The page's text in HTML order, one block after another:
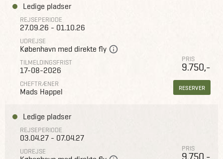
Ledige pladser
REJSEPERIODE
27.09.26 - 01.10.26
UDREJSE
København med direkte fly
TILMELDINGSFRIST
17-08-2026
CHEFTRÆNER
Mads Happel
PRIS
9.750,-
RESERVER
Ledige pladser
REJSEPERIODE
03.04.27 - 07.04.27
UDREJSE PRIS